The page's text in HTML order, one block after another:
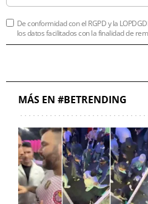
De conformidad con el RGPD y la
los datos facilitados con la finalidad de
MÁS EN #BETRENDING